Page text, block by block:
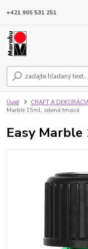
+421 905 531 251
Úvod CRAFT A
Marble 15ml, zelená tmavá
Easy